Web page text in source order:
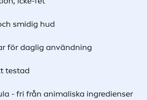
smidig hud
för daglig användning
testad
- fri från animaliska ingredienser